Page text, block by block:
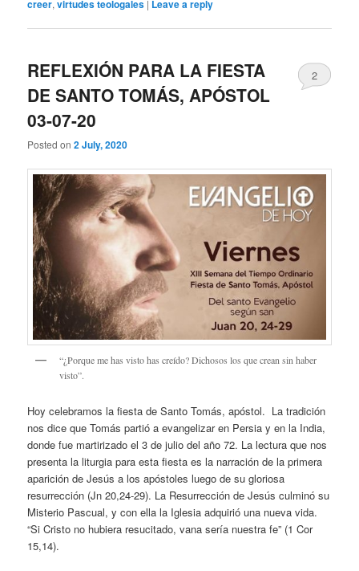
creer,virtudes teologales | Leave a reply
REFLEXIÓN PARA LA FIESTA
DE SANTO TOMÁS, APÓSTOL
03-07-20
Posted on2 July, 2020
2
“¿Porque me has visto has creído? Dichosos los que crean sin haber
visto”.
Hoy celebramos la fiesta de Santo Tomás, apóstol. La tradición
nos dice que Tomás partió a evangelizar en Persia y en la India,
donde fue martirizado el 3 de julio del año 72. La lectura que nos
presenta la liturgia para esta fiesta es la narración de la primera
aparición de Jesús a los apóstoles luego de su gloriosa
resurrección (Jn 20,24-29). La Resurrección de Jesús culminó su
Misterio Pascual, y con ella la Iglesia adquirió una nueva vida.
“Si Cristo no hubiera resucitado, vana sería nuestra fe” (1 Cor
15,14).